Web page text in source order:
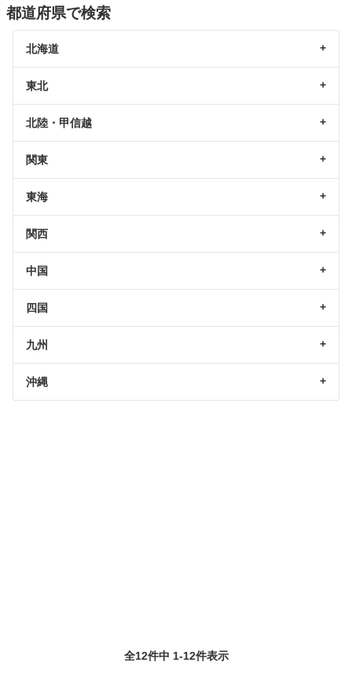
都道府県で検索
北海道
東北
北陸・甲信越
関東
東海
関西
中国
四国
九州
沖縄
全12件中 1-12件表示